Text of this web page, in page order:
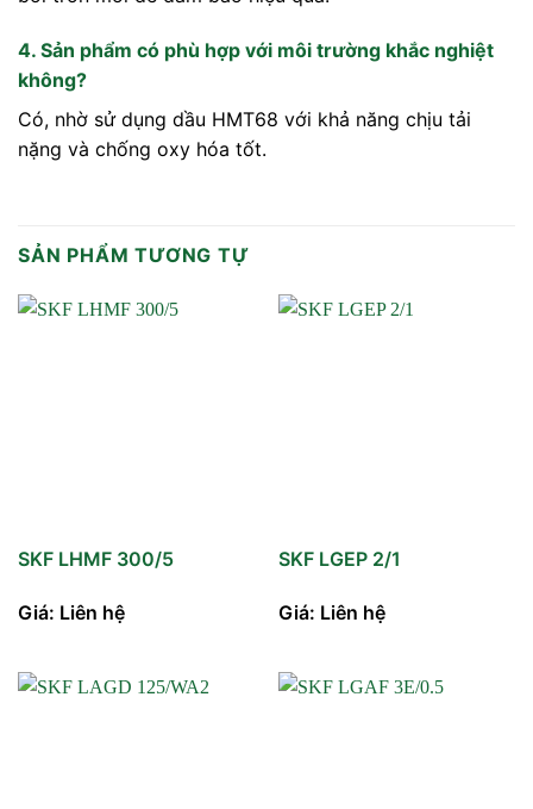
4. Sản phẩm có phù hợp với môi trường khắc nghiệt
không?
Có, nhờ sử dụng dầu HMT68 với khả năng chịu tải
nặng và chống oxy hóa tốt.
SẢN PHẨM TƯƠNG TỰ
SKF LHMF 300/5
Giá: Liên hệ
SKF LGEP 2/1
Giá: Liên hệ